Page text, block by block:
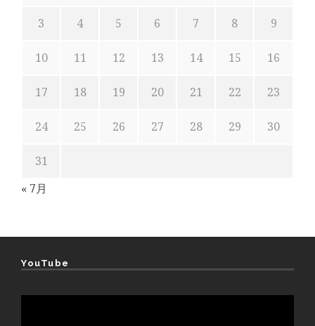
3 4 5 6 7 8 9
10 11 12 13 14 15 16
17 18 19 20 21 22 23
24 25 26 27 28 29 30
31
« 7月
YouTube